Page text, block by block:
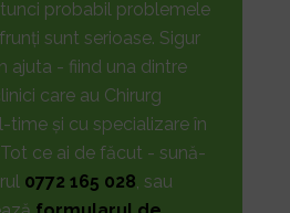
probabil problemele
sunt serioase. Sigur
ajuta - fiind una dintre
care au Chirurg
și cu specializare în
ce ai de făcut - sună-
0772 165 028, sau